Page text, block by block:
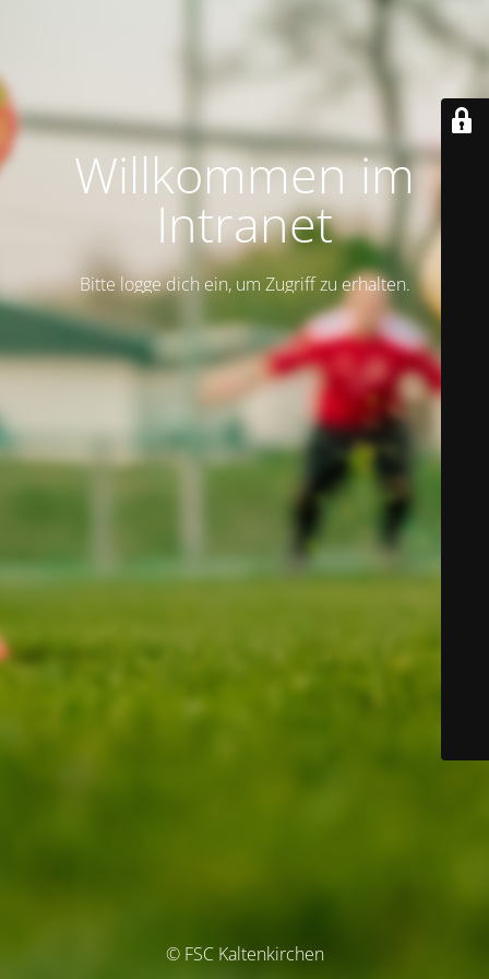
Willkommen im
Intranet
Bitte logge dich ein, um Zugriff zu erhalten.
© FSC Kaltenkirchen